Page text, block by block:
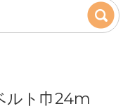
ルト巾24m